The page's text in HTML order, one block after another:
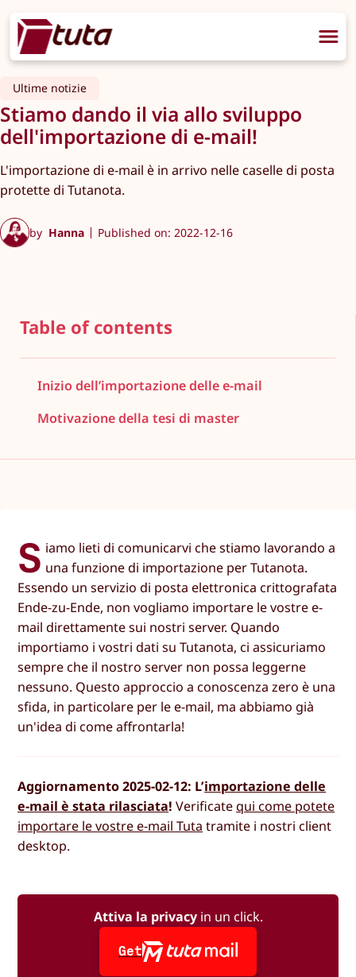
Ultime notizie
Stiamo dando il via allo sviluppo
dell'importazione di e-mail!
L'importazione di e-mail è in arrivo nelle caselle di posta
protette di Tutanota.
by Hanna Published on: 2022-12-16
Table of contents
Inizio dell’importazione delle e-mail
Motivazione della tesi di master
S iamo lieti di comunicarvi che stiamo lavorando a
una funzione di importazione per Tutanota.
Essendo un servizio di posta elettronica crittografata
Ende-zu-Ende, non vogliamo importare le vostre e-
mail direttamente sui nostri server. Quando
importiamo i vostri dati su Tutanota, ci assicuriamo
sempre che il nostro server non possa leggerne
nessuno. Questo approccio a conoscenza zero è una
sfida, in particolare per le e-mail, ma abbiamo già
un'idea di come affrontarla!
Aggiornamento 2025-02-12: L’importazione delle
e-mail è stata rilasciata! Verificate qui come potete
importare le vostre e-mail Tuta tramite i nostri client
desktop.
Attiva la privacyin un click.
Get